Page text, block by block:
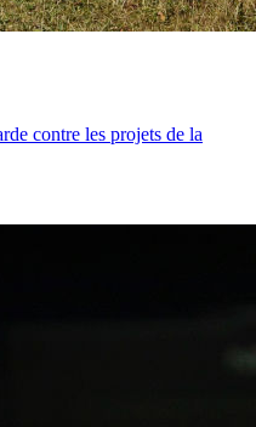
contre les projets de la